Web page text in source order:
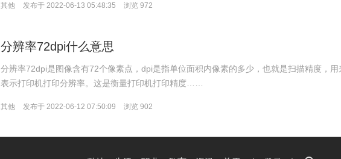
其他 发布于 2022-06-13 05:48:35 浏览 972
分辨率72dpi什么意思
分辨率72dpi是图像含有72个像素点，dpi是指单位面积内像素的多少，也就是扫描精度，用
表示打印机打印分辨率。这是衡量打印机打印精度……
其他 发布于 2022-06-12 07:50:09 浏览 902